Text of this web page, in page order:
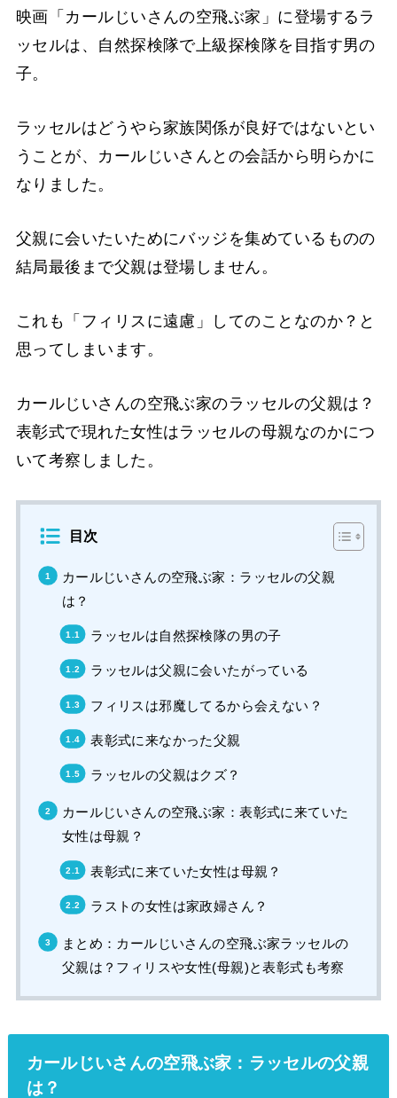
映画「カールじいさんの空飛ぶ家」に登場するラ
ッセルは、自然探検隊で上級探検隊を目指す男の
子。
ラッセルはどうやら家族関係が良好ではないとい
うことが、カールじいさんとの会話から明らかに
なりました。
父親に会いたいためにバッジを集めているものの
結局最後まで父親は登場しません。
これも「フィリスに遠慮」してのことなのか？と
思ってしまいます。
カールじいさんの空飛ぶ家のラッセルの父親は？
表彰式で現れた女性はラッセルの母親なのかにつ
いて考察しました。
目次
カールじいさんの空飛ぶ家：ラッセルの父親
は？
ラッセルは自然探検隊の男の子
ラッセルは父親に会いたがっている
フィリスは邪魔してるから会えない？
表彰式に来なかった父親
ラッセルの父親はクズ？
カールじいさんの空飛ぶ家：表彰式に来ていた
女性は母親？
表彰式に来ていた女性は母親？
ラストの女性は家政婦さん？
まとめ：カールじいさんの空飛ぶ家ラッセルの
父親は？フィリスや女性(母親)と表彰式も考察
カールじいさんの空飛ぶ家：ラッセルの父親
は？